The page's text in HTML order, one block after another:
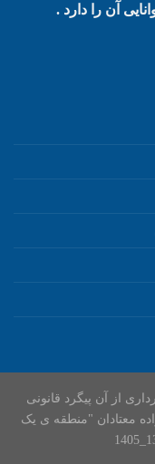
آن را دارد .
از آن پیگرد قانونی
معتادان "منطقه ی یک